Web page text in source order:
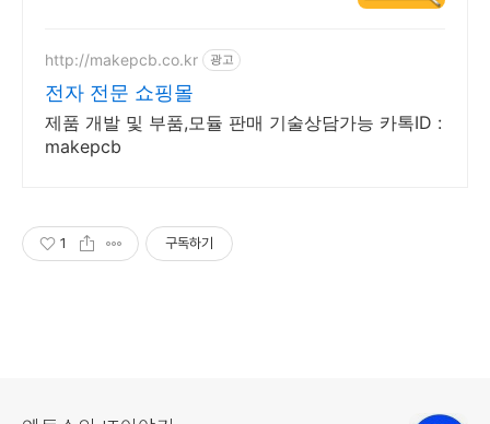
http://makepcb.co.kr 광고
전자 전문 쇼핑몰
제품 개발 및 부품,모듈 판매 기술상담가능 카톡ID :
makepcb
1 구독하기